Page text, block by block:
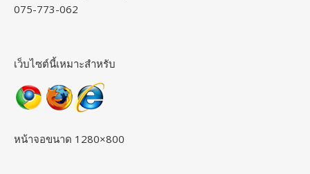
075-773-062
เว็บไซต์นี้เหมาะสำหรับ
หน้าจอขนาด 1280×800